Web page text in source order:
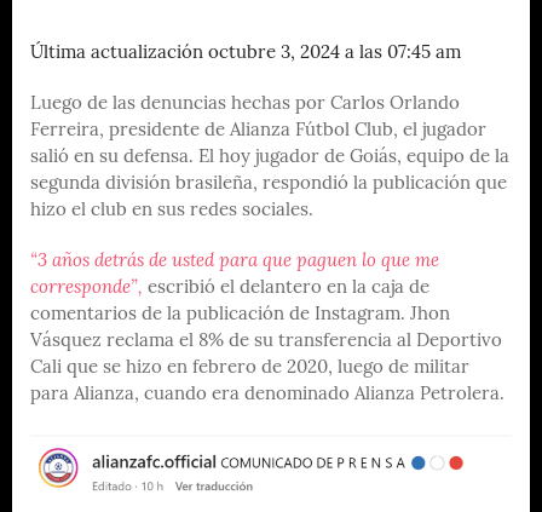
Última actualización octubre 3, 2024 a las 07:45 am
Luego de las denuncias hechas por Carlos Orlando
Ferreira, presidente de Alianza Fútbol Club, el jugador
salió en su defensa. El hoy jugador de Goiás, equipo de la
segunda división brasileña, respondió la publicación que
hizo el club en sus redes sociales.
“3 años detrás de usted para que paguen lo que me
corresponde”, escribió el delantero en la caja de
comentarios de la publicación de Instagram. Jhon
Vásquez reclama el 8% de su transferencia al Deportivo
Cali que se hizo en febrero de 2020, luego de militar
para Alianza, cuando era denominado Alianza Petrolera.